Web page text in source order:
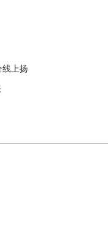
上扬